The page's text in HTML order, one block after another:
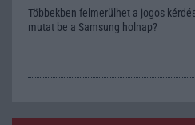
Többekben felmerülhet a jogos
mutat be a Samsung holnap?